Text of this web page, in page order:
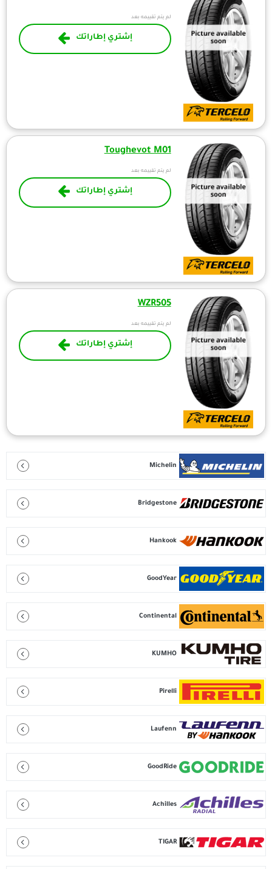
لم يتم تقييمه بعد
إشتري إطاراتك
Toughevot M01
لم يتم تقييمه بعد
إشتري إطاراتك
WZR505
لم يتم تقييمه بعد
إشتري إطاراتك
Michelin
Bridgestone
Hankook
GoodYear
Continental
KUMHO
Pirelli
Laufenn
GoodRide
Achilles
TIGAR